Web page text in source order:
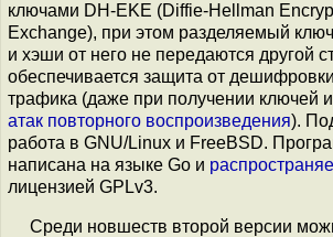
ключами DH-EKE (Diffie-Hellman
Exchange), при этом разделяемый
и хэши от него не передаются другой
обеспечивается защита от
трафика (даже при получении ключей
атак повторного воспроизведения).
работа в GNU/Linux и FreeBSD.
написана на языке Go и
лицензией GPLv3.
Среди новшеств второй версии